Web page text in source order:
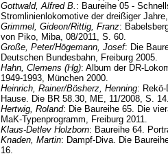
Gottwald, Alfred B. : Baureihe 05 -
Stromlinienlokomotive der dreißiger
Grimmel, Gideon/Rittig, Franz:
von Piko, Miba, 08/2011, S. 60.
Große, Peter/Högemann, Josef: Die
Deutschen Bundesbahn, Freiburg 2005.
Hahn, Clemens (Hg): Album der DR-
1949-1993, München 2000.
Heinrich, Rainer/Bösherz, Henning:
Hause. Die BR 58.30, ME, 11/2008, S. 14.
Hertwig, Roland: Die Baureihe 65. Die
MaK-Typenprogramm, Freiburg 2011.
Klaus-Detlev Holzborn: Baureihe 64.
Knaden, Martin: Dampf-Diva. Die
16.